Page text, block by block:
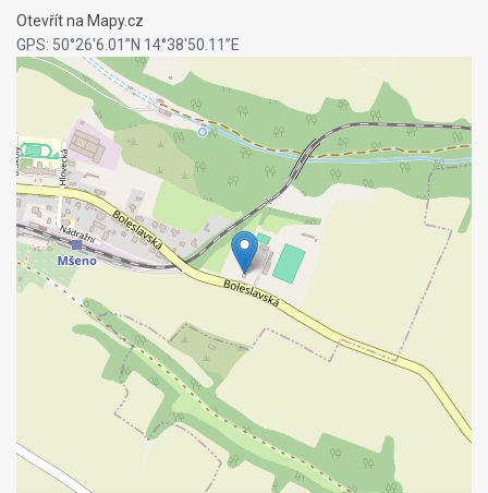
Otevřít na Mapy.cz
GPS: 50°26'6.01”N 14°38'50.11”E